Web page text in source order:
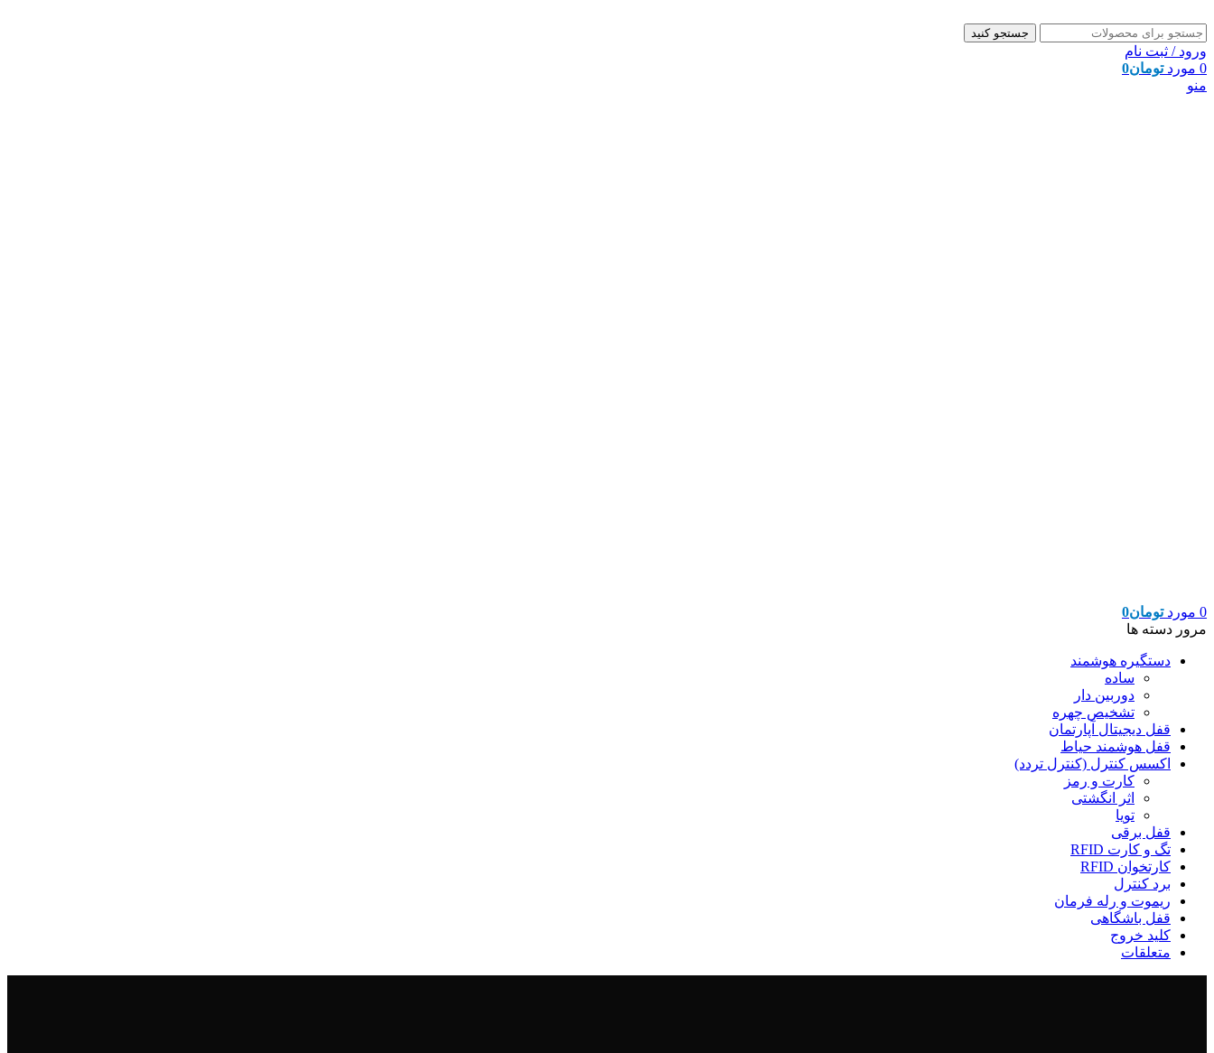
جستجو کنید
ورود / ثبت نام
0 مورد تومان0
منو
0 مورد تومان0
مرور دسته ها
دستگیره هوشمند
ساده
دوربین دار
تشخیص چهره
قفل دیجیتال آپارتمان
قفل هوشمند حیاط
اکسس کنترل (کنترل تردد)
کارت و رمز
اثر انگشتی
تویا
قفل برقی
تگ و کارت RFID
کارتخوان RFID
برد کنترل
ریموت و رله فرمان
قفل باشگاهی
کلید خروج
متعلقات